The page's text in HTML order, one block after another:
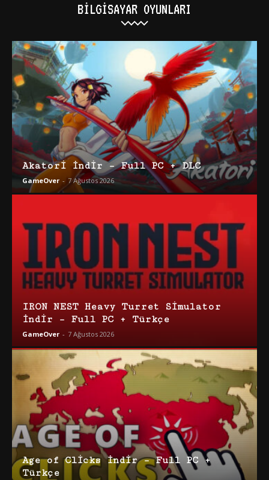
BILGISAYAR OYUNLARI
Akatori İndir – Full PC + DLC
GameOver - 7 Ağustos 2026
IRON NEST Heavy Turret Simulator
İndir – Full PC + Türkçe
GameOver - 7 Ağustos 2026
Age of Clicks İndir – Full PC +
Türkçe